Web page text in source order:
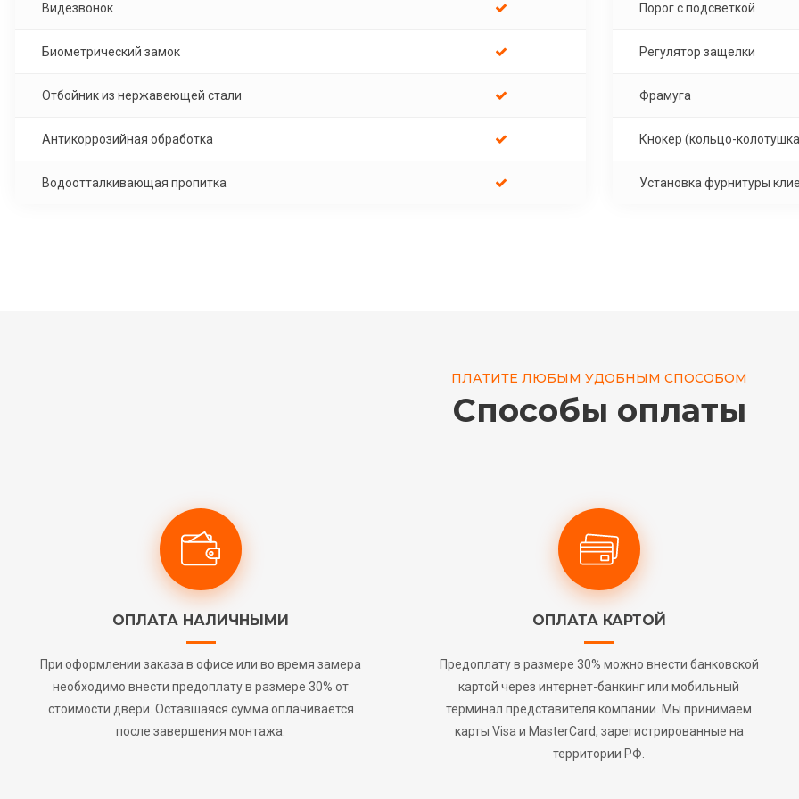
Видезвонок
Биометрический замок
Отбойник из нержавеющей стали
Антикоррозийная обработка
Водоотталкивающая пропитка
Порог с подсветкой
Регулятор защелки
Фрамуга
Кнокер (кольцо-
Установка фурнитуры
ПЛАТИТЕ ЛЮБЫМ УДОБНЫМ СПОСОБОМ
Способы оплаты
ОПЛАТА НАЛИЧНЫМИ
При оформлении заказа в офисе или во время замера
необходимо внести предоплату в размере 30% от
стоимости двери. Оставшаяся сумма оплачивается
после завершения монтажа.
ОПЛАТА КАРТОЙ
Предоплату в размере 30% можно внести банковской
картой через интернет-банкинг или мобильный
терминал представителя компании. Мы принимаем
карты Visa и MasterCard, зарегистрированные на
территории РФ.